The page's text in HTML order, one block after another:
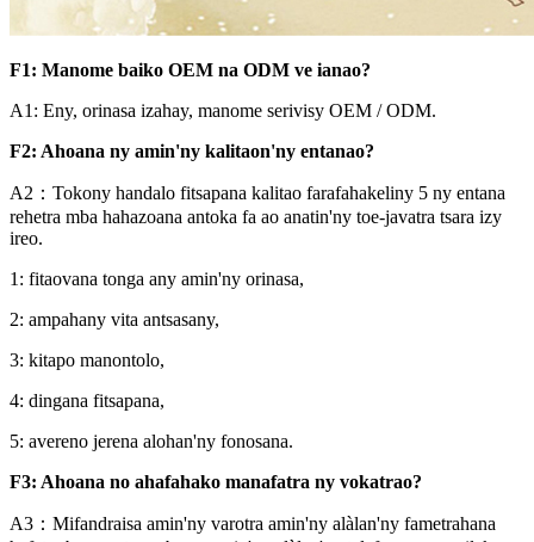
F1: Manome baiko OEM na ODM ve ianao?
A1: Eny, orinasa izahay, manome serivisy OEM / ODM.
F2: Ahoana ny amin'ny kalitaon'ny entanao?
A2：Tokony handalo fitsapana kalitao farafahakeliny 5 ny entana
rehetra mba hahazoana antoka fa ao anatin'ny toe-javatra tsara izy
ireo.
1: fitaovana tonga any amin'ny orinasa,
2: ampahany vita antsasany,
3: kitapo manontolo,
4: dingana fitsapana,
5: avereno jerena alohan'ny fonosana.
F3: Ahoana no ahafahako manafatra ny vokatrao?
A3：Mifandraisa amin'ny varotra amin'ny alàlan'ny fametrahana